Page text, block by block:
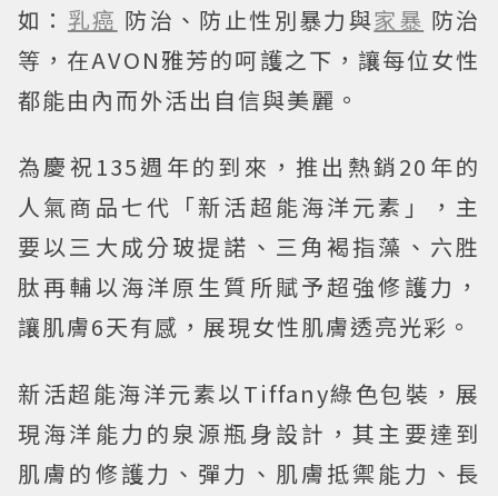
如： 乳癌 防治、防止性別暴力與家暴 防治
等，在AVON雅芳的呵護之下，讓每位女性
都能由內而外活出自信與美麗。
為慶祝135週年的到來，推出熱銷20年的
人氣商品七代「新活超能海洋元素」，主
要以三大成分玻提諾、三角褐指藻、六胜
肽再輔以海洋原生質所賦予超強修護力，
讓肌膚6天有感，展現女性肌膚透亮光彩。
新活超能海洋元素以Tiffany綠色包裝，展
現海洋能力的泉源瓶身設計，其主要達到
肌膚的修護力、彈力、肌膚抵禦能力、長